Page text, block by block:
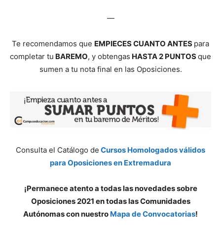
—
Te recomendamos que EMPIECES CUANTO ANTES para
completar tu BAREMO, y obtengas HASTA 2 PUNTOSque
sumen a tu nota final en las Oposiciones.
Consulta el Catálogo de Cursos Homologados válidos
para Oposiciones en Extremadura
¡Permanece atento a todas las novedades sobre
Oposiciones 2021 en todas las Comunidades
Autónomas con nuestro Mapa de Convocatorias!